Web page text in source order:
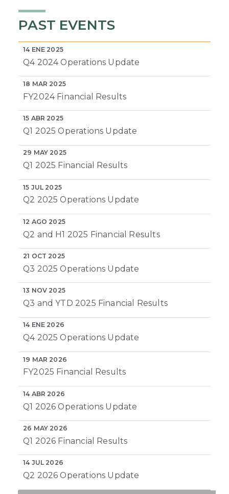
PAST EVENTS
14 ENE 2025
Q4 2024 Operations Update
18 MAR 2025
FY2024 Financial Results
15 ABR 2025
Q1 2025 Operations Update
29 MAY 2025
Q1 2025 Financial Results
15 JUL 2025
Q2 2025 Operations Update
12 AGO 2025
Q2 and H1 2025 Financial Results
21 OCT 2025
Q3 2025 Operations Update
13 NOV 2025
Q3 and YTD 2025 Financial Results
14 ENE 2026
Q4 2025 Operations Update
19 MAR 2026
FY2025 Financial Results
14 ABR 2026
Q1 2026 Operations Update
26 MAY 2026
Q1 2026 Financial Results
14 JUL 2026
Q2 2026 Operations Update